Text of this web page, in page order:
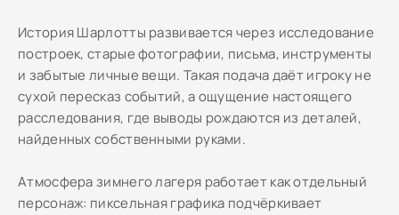
История Шарлотты развивается через исследование
построек, старые фотографии, письма, инструменты
и забытые личные вещи. Такая подача даёт игроку не
сухой пересказ событий, а ощущение настоящего
расследования, где выводы рождаются из деталей,
найденных собственными руками.
Атмосфера зимнего лагеря работает как отдельный
персонаж: пиксельная графика подчёркивает